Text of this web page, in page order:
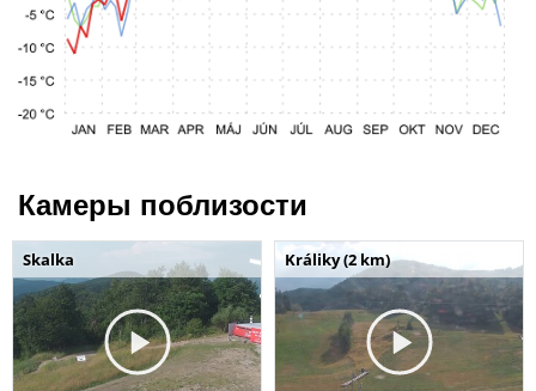
Камеры поблизости
Skalka Králiky (2 km)